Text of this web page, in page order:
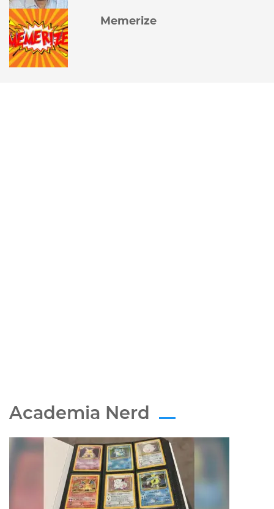
Memerize
Academia Nerd